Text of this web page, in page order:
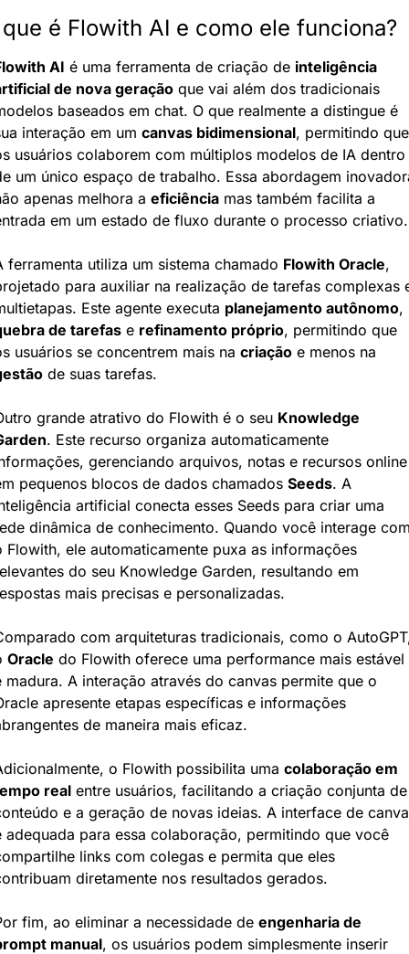
é Flowith AI e como ele funciona?
AI é uma ferramenta de criação de inteligência
de nova geração que vai além dos tradicionais
baseados em chat. O que realmente a distingue é
interação em um canvas bidimensional, permitindo que
usuários colaborem com múltiplos modelos de IA dentro
um único espaço de trabalho. Essa abordagem
apenas melhora a eficiência mas também facilita a
em um estado de fluxo durante o processo criativo.
ferramenta utiliza um sistema chamado Flowith Oracle,
para auxiliar na realização de tarefas complexas
Este agente executa planejamento autônomo
de tarefas e refinamento próprio, permitindo que
usuários se concentrem mais na criação
de suas tarefas.
grande atrativo do Flowith é o seu Knowledge
. Este recurso organiza automaticamente
gerenciando arquivos, notas e recursos online
pequenos blocos de dados chamados Seeds. A
artificial conecta esses Seeds para criar uma
dinâmica de conhecimento. Quando você interage
Flowith, ele automaticamente puxa as informações
do seu Knowledge Garden, resultando em
mais precisas e personalizadas.
com arquiteturas tradicionais, como o
Oracle do Flowith oferece uma performance mais estável
madura. A interação através do canvas permite que o
apresente etapas específicas e informações
de maneira mais eficaz.
o Flowith possibilita uma colaboração em
real entre usuários, facilitando a criação conjunta de
e a geração de novas ideias. A interface de
adequada para essa colaboração, permitindo que você
links com colegas e permita que eles
diretamente nos resultados gerados.
fim, ao eliminar a necessidade de engenharia de
manual, os usuários podem simplesmente inserir